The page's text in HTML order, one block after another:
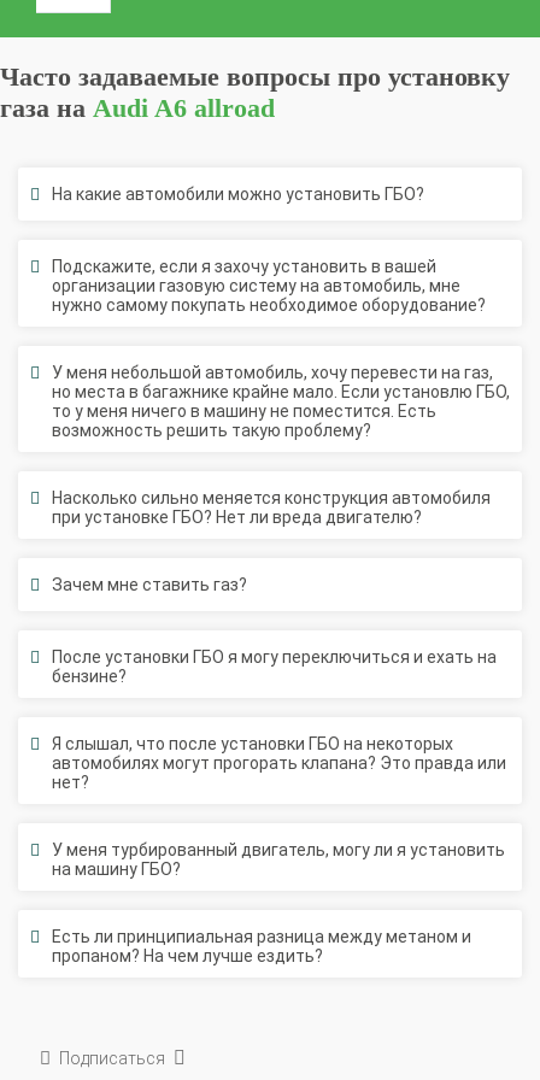
газа наAudi A6 allroad
организации газовую систему на автомобиль, мне
нужно самому покупать необходимое оборудование?
но места в багажнике крайне мало. Если установлю ГБО,
то у меня ничего в машину не поместится. Есть
возможность решить такую проблему?
при установке ГБО? Нет ли вреда двигателю?
бензине?
автомобилях могут прогорать клапана? Это правда или
нет?
на машину ГБО?
пропаном? На чем лучше ездить?